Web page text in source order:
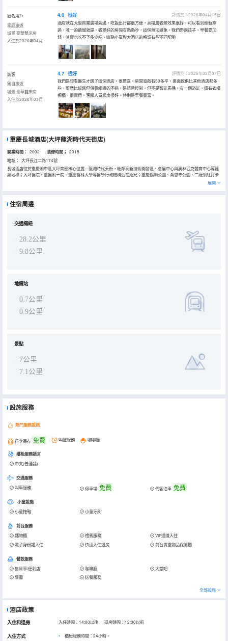
匿名用戶
家庭旅遊
城景·豪華雙床房
入住於2026年04月
4.0 很好
評價於：2026年04月15日
酒店就在大型商業廣場旁邊，吃飯出行都很方便，高樓層觀景效果很好，可以看到輕軌穿
過，唯一的遺憾就是，觀景好的房間有點點吵，這個無法避免。我們帶兩孩子，早餐要加
錢，其實也吃不了多少吧，這點小事與大酒店的格調有些不匹配喲
訪客
獨自旅遊
城景·豪華雙床房
入住於2026年03月
4.7 很好
評價於：2026年03月07日
我們是想看醫生才選了這個酒店，很驚喜。房間寬敞有50多平，裏面傢俱比其他酒店都多
些，雖然比較舊但保養維護的不錯。是語音控制，但不是智能馬桶。有一個浴缸，還有衣櫃
櫥櫃，很實用。客服人員態度很好。特別是早餐豐富。
重慶長城酒店(大坪龍湖時代天街店)
開業時間： 2002 装修時間； 2018
地址：
大坪長江二路174號
長城酒店位於重慶渝中區大坪商圈核心位置—龍湖時代天街，毗鄰高新技術開發區、會展中心與奧林匹克體育中心等建
築地標；大坪醫院、重醫附一院、重慶醫科大學等醫學行政機構近在咫尺；重慶鵝嶺公園、鴻恩寺公園、二廠網紅打卡
酒店是集住宿、休閒、會議、餐飲為一體的高檔酒店，擁有完善齊全的配套設施。酒店裝修現代裝飾與古典藝術風格結
酒店擁有6間不同格局的會議廳，能滿足不同客人的需要，空間靈活多變，具備先進音響會議系統，適合舉辦各種新聞
時容納千人就餐；酒店還有上島咖啡、浴足、健身中心等休閒驛站，讓您體驗舒適與健康，享受愉悅與尊崇。能充分滿
展開
住宿周邊
交通樞紐
28.2公里
9.8公里
地鐵站
0.7公里
0.9公里
景點
7公里
7.1公里
設施服務
熱門服務設施
行李寄存 免費 叫醒服務 咖啡廳
櫃枱服務語言
中文(普通話)
交通服務
叫車服務 停車場 免費 代客泊車 免費
小童設施
小童拖鞋 小童牙刷
前台服務
儲物櫃 禮賓服務
VIP通道入住
電子身份證入住
快速入住退房 前台貴重物品保險櫃
餐飲服務
售貨亭/便利店 咖啡廳
大堂吧
餐廳
送餐服務
全部設施
酒店政策
入住和退房 入住時間：14:00以後 退房時間：12:00以前
入住方式 櫃枱服務時間：24小時。